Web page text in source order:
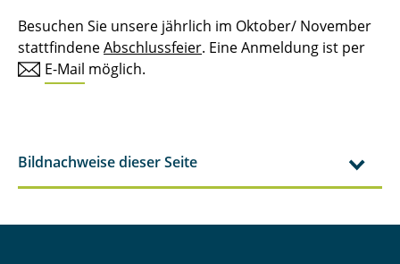
Besuchen Sie unsere jährlich im Oktober/ November
stattfindeneAbschlussfeier. Eine Anmeldung ist per
E-Mail möglich.
Bildnachweise dieser Seite